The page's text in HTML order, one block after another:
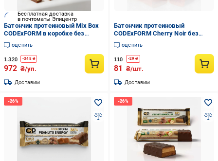
Бесплатная доставка
в почтоматы Эпицентр
Батончик протеиновый Mix Box
CODExFORM в коробке без
сахара 34% протеина 12 шт.
(2998148199)
оценить
1 320 -348₴
972 ₴/уп.
Доставим
Батончик протеиновый
CODExFORM Cherry Noir без
сахара 34% протеина (BAR-
CHERRY-NOIR-01)
оценить
110 -29 ₴
81 ₴/шт.
Доставим